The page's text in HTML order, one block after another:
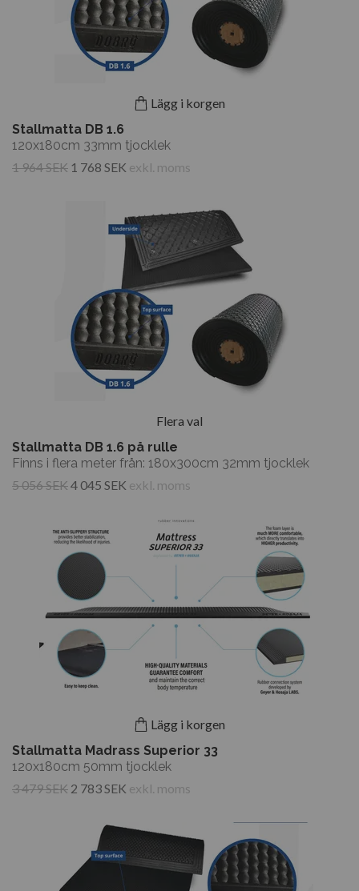
Lägg i korgen
Stallmatta DB 1.6
120x180cm 33mm tjocklek
1 964 SEK 1 768 SEK exkl. moms
Flera val
Stallmatta DB 1.6 på rulle
Finns i flera meter från: 180x300cm 32mm tjocklek
5 056 SEK4 045 SEK exkl. moms
Lägg i korgen
Stallmatta Madrass Superior 33
120x180cm 50mm tjocklek
3 479 SEK 2 783 SEK exkl. moms